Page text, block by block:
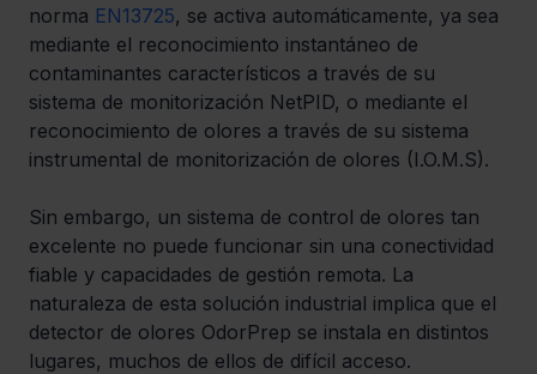
norma EN13725, se activa automáticamente, ya sea
mediante el reconocimiento instantáneo de
contaminantes característicos a través de su
sistema de monitorización NetPID, o mediante el
reconocimiento de olores a través de su sistema
instrumental de monitorización de olores (I.O.M.S).
Sin embargo, un sistema de control de olores tan
excelente no puede funcionar sin una conectividad
fiable y capacidades de gestión remota. La
naturaleza de esta solución industrial implica que el
detector de olores OdorPrep se instala en distintos
lugares, muchos de ellos de difícil acceso.